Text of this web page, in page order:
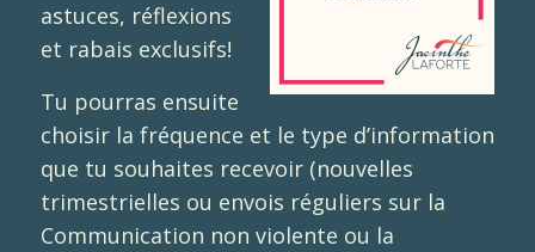
astuces, réflexions
et rabais exclusifs!
Tu pourras ensuite
choisir la fréquence et le type d’information
que tu souhaites recevoir (nouvelles
trimestrielles ou envois réguliers sur la
Communication non violente ou la